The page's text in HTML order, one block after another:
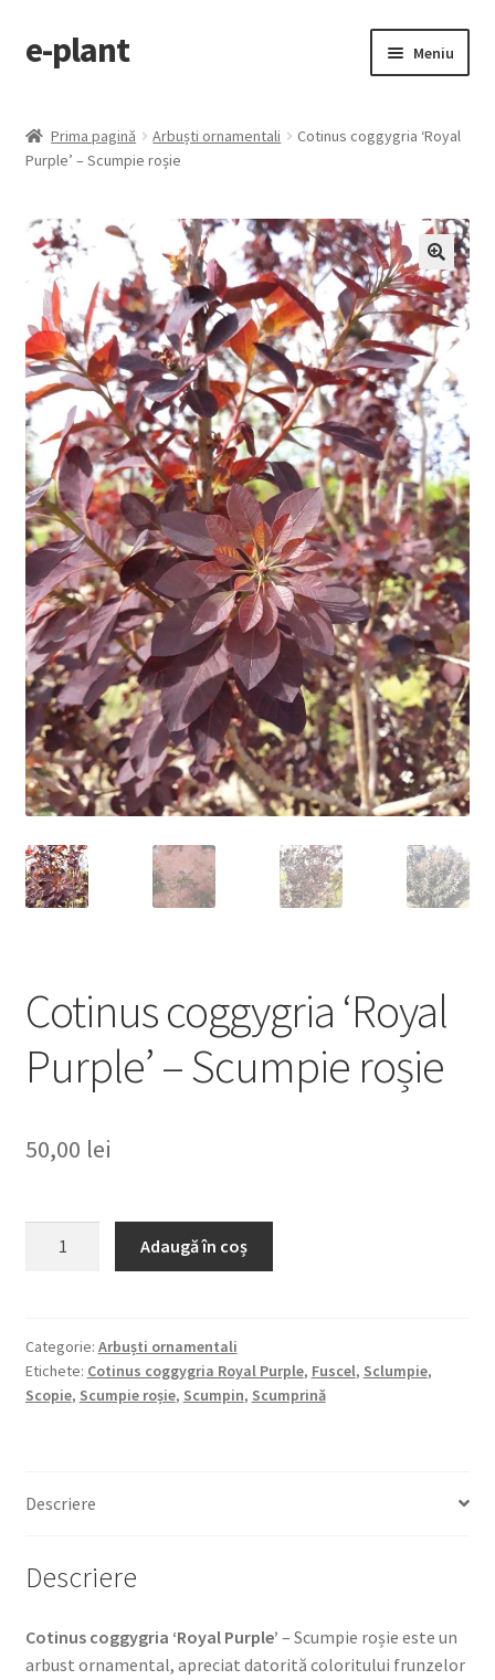
Sari
la
Sari
la
e-plant Meniu
Categorii produse
copil
Contact
Checkout
Prima pagină Arbuști ornamentali
Cotinus coggygria ‘Royal
Purple’ – Scumpie roșie
🔍
Cotinus coggygria ‘Royal
Purple’ – Scumpie roșie
50,00 lei
Purple'
-
Scumpie
Adaugă în coș
Categorie: Arbuști ornamentali
Etichete: Cotinus coggygria Royal Purple, Fuscel, Sclumpie,
Scopie, Scumpie roșie, Scumpin, Scumprină
Descriere
Descriere
Cotinus coggygria ‘Royal Purple’ – Scumpie roșie este un
arbust ornamental, apreciat datorită coloritului frunzelor